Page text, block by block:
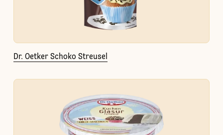
Dr. Oetker Schoko Streusel